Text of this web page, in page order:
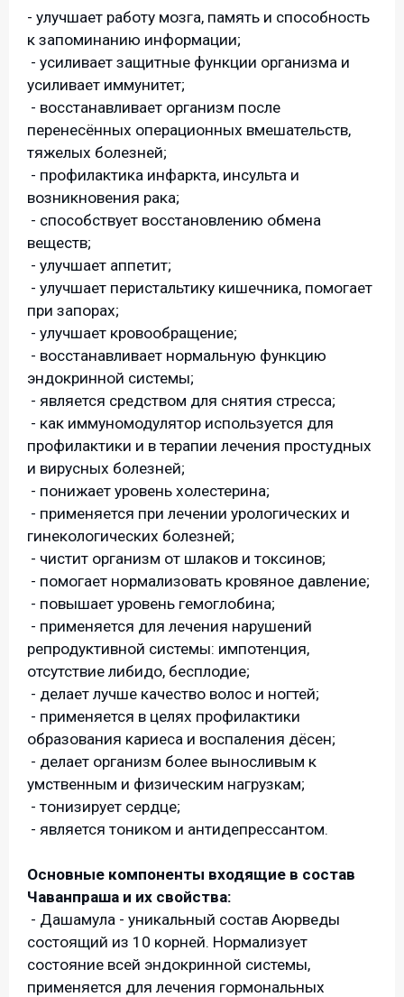
- улучшает работу мозга, память и способность
к запоминанию информации;
- усиливает защитные функции организма и
усиливает иммунитет;
- восстанавливает организм после
перенесённых операционных вмешательств,
тяжелых болезней;
- профилактика инфаркта, инсульта и
возникновения рака;
- способствует восстановлению обмена
веществ;
- улучшает аппетит;
- улучшает перистальтику кишечника, помогает
при запорах;
- улучшает кровообращение;
- восстанавливает нормальную функцию
эндокринной системы;
- является средством для снятия стресса;
- как иммуномодулятор используется для
профилактики и в терапии лечения простудных
и вирусных болезней;
- понижает уровень холестерина;
- применяется при лечении урологических и
гинекологических болезней;
- чистит организм от шлаков и токсинов;
- помогает нормализовать кровяное давление;
- повышает уровень гемоглобина;
- применяется для лечения нарушений
репродуктивной системы: импотенция,
отсутствие либидо, бесплодие;
- делает лучше качество волос и ногтей;
- применяется в целях профилактики
образования кариеса и воспаления дёсен;
- делает организм более выносливым к
умственным и физическим нагрузкам;
- тонизирует сердце;
- является тоником и антидепрессантом.
Основные компоненты входящие в состав
Чаванпраша и их свойства:
- Дашамула - уникальный состав Аюрведы
состоящий из 10 корней. Нормализует
состояние всей эндокринной системы,
применяется для лечения гормональных